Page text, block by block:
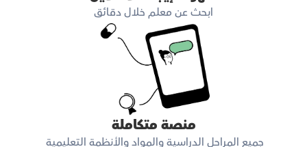
ابحث عن معلم خلال دقائق
منصة متكاملة